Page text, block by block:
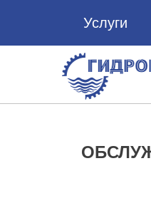
Услуги